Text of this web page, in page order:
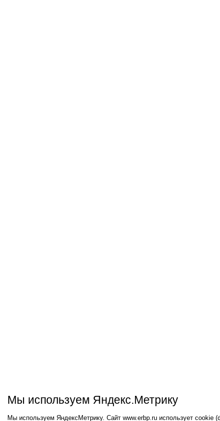
Мы используем Яндекс.Метрику
Мы используем ЯндексМетрику. Сайт www.erbp.ru использует